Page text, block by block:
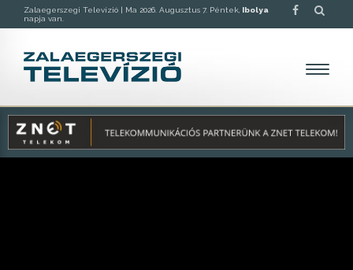
Zalaegerszegi Televízió | Ma 2026. Augusztus 7. Péntek, Ibolya
napja van.